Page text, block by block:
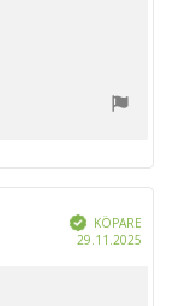
Bekräftad
KÖPARE
29.11.2025